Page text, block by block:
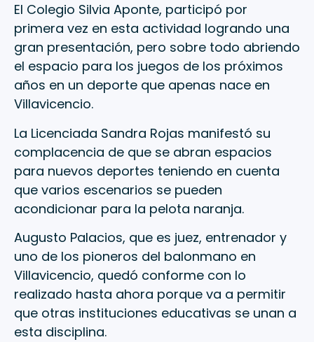
El Colegio Silvia Aponte, participó por
primera vez en esta actividad logrando una
gran presentación, pero sobre todo abriendo
el espacio para los juegos de los próximos
años en un deporte que apenas nace en
Villavicencio.
La Licenciada Sandra Rojas manifestó su
complacencia de que se abran espacios
para nuevos deportes teniendo en cuenta
que varios escenarios se pueden
acondicionar para la pelota naranja.
Augusto Palacios, que es juez, entrenador y
uno de los pioneros del balonmano en
Villavicencio, quedó conforme con lo
realizado hasta ahora porque va a permitir
que otras instituciones educativas se unan a
esta disciplina.